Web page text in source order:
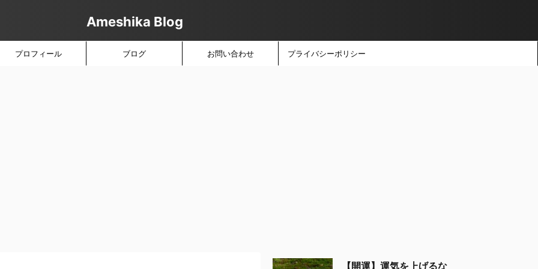
Ameshika Blog
プロフィール ブログ お問い合わせ プライバシーポリシー
【開運】運気を上げるな